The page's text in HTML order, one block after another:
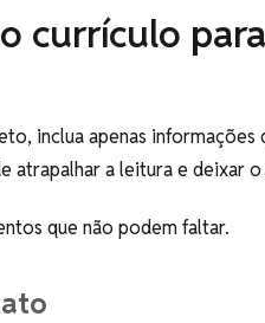
currículo
inclua apenas
atrapalhar a leitura e deixar
que não podem faltar.